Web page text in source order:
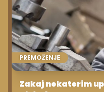
PREMOŽENJE
Zakaj nekaterim